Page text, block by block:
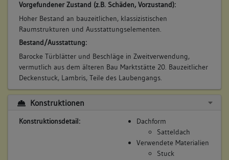
Vorgefundener Zustand (z.B. Schäden, Vorzustand):
Hoher Bestand an bauzeitlichen, klassizistischen
Raumstrukturen und Ausstattungselementen.
Bestand/Ausstattung:
Barocke Türblätter und Beschläge in Zweitverwendung,
vermutlich aus dem älteren Bau Marktstätte 20. Bauzeitlicher
Deckenstuck, Lambris, Teile des Laubengangs.
Konstruktionen
Konstruktionsdetail:
Dachform
Satteldach
Verwendete Materialien
Stuck